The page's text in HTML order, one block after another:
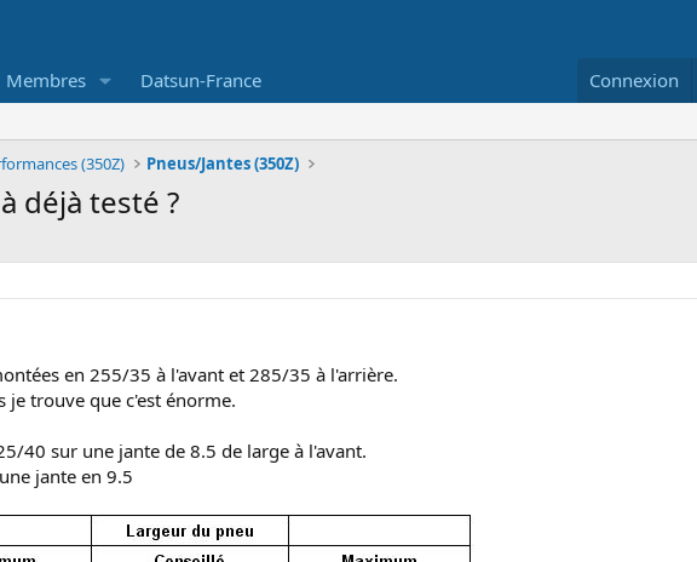
Membres Datsun-France Connexion
(350Z) Pneus/Jantes (350Z)
déjà testé ?
en 255/35 à l'avant et 285/35 à l'arrière.
je trouve que c'est énorme.
40 sur une jante de 8.5 de large à l'avant.
jante en 9.5